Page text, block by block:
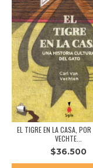
EL TIGRE EN LA CASA,
VECHTE...
$36.500